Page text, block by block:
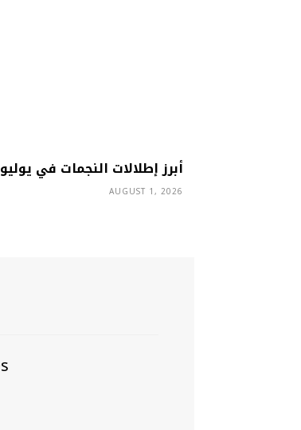
أبرز إطلالات النجمات في يوليو 2026
AUGUST 1, 2026